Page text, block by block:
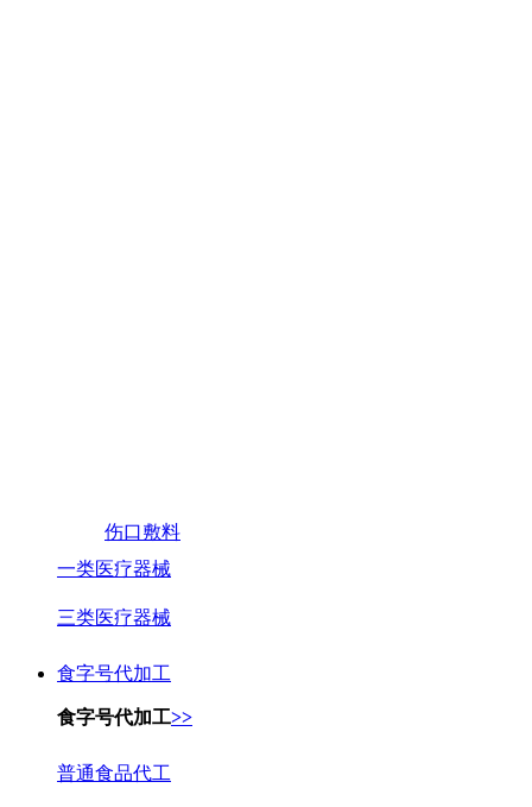
伤口敷料
一类医疗器械
三类医疗器械
食字号代加工
食字号代加工>>
普通食品代工